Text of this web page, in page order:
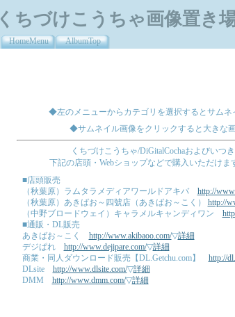
くちづけこうちゃ画像置き
HomeMenu AlbumTop
◆左のメニューからカテゴリを選択するとサムネ
◆サムネイル画像をクリックすると大きな画
くちづけこうちゃ/DiGitalCochaおよびいつ
下記の店頭・Webショップなどで購入いただけま
■店頭販売
（秋葉原）ラムタラメディアワールドアキバ http://
（秋葉原）あきばお～四號店（あきばお～こく） http://
（中野ブロードウェイ）キャラメルキャンディワン
■通販・DL販売
あきばお～こく http://www.akibaoo.com/▽詳細
デジぱれ http://www.dejipare.com/▽詳細
商業・同人ダウンロード販売【DL.Getchu.com】 http://
DLsite http://www.dlsite.com/▽詳細
DMM http://www.dmm.com/▽詳細